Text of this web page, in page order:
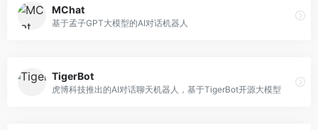
MChat
基于孟子GPT大模型的AI对话机器人
TigerBot
虎博科技推出的AI对话聊天机器人，基于TigerBot开源大模型